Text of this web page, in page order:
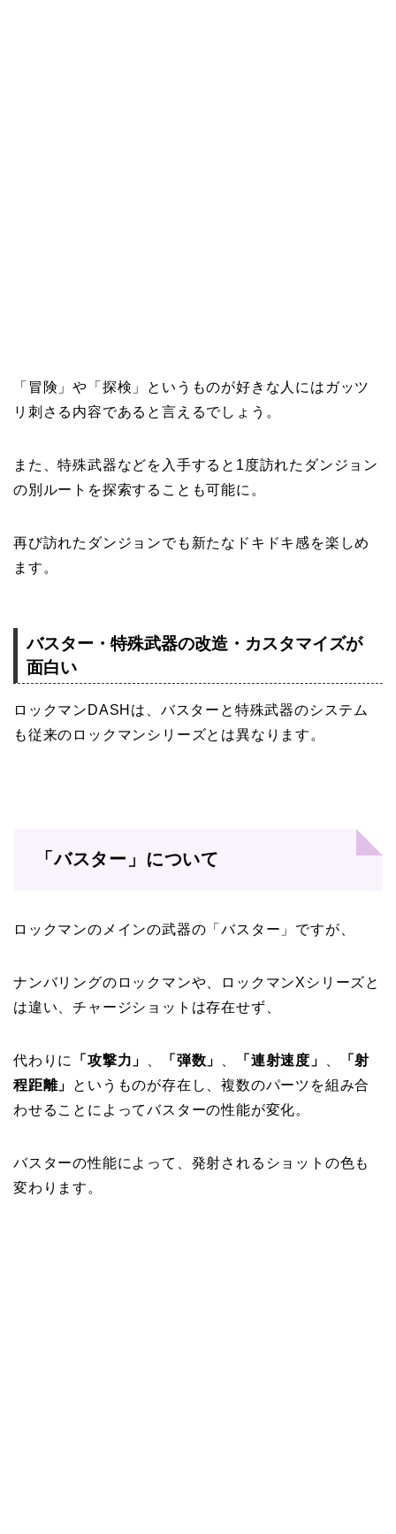
「冒険」や「探検」というものが好きな人にはガッツ
リ刺さる内容であると言えるでしょう。
また、特殊武器などを入手すると1度訪れたダンジョン
の別ルートを探索することも可能に。
再び訪れたダンジョンでも新たなドキドキ感を楽しめ
ます。
バスター・特殊武器の改造・カスタマイズが
面白い
ロックマンDASHは、バスターと特殊武器のシステム
も従来のロックマンシリーズとは異なります。
「バスター」について
ロックマンのメインの武器の「バスター」ですが、
ナンバリングのロックマンや、ロックマンXシリーズと
は違い、チャージショットは存在せず、
代わりに 「攻撃力」 「弾数」 「連射速度」
「射
程距離」
というものが存在し、複数のパーツを組み合
わせることによってバスターの性能が変化。
バスターの性能によって、発射されるショットの色も
変わります。